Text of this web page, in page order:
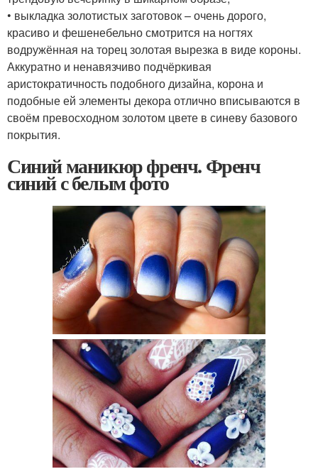
• выкладка золотистых заготовок – очень дорого,
красиво и фешенебельно смотрится на ногтях
водружённая на торец золотая вырезка в виде короны.
Аккуратно и ненавязчиво подчёркивая
аристократичность подобного дизайна, корона и
подобные ей элементы декора отлично вписываются в
своём превосходном золотом цвете в синеву базового
покрытия.
Синий маникюр френч. Френч
синий с белым фото